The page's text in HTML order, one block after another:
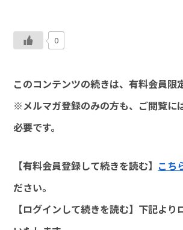
0
このコンテンツの続きは、有料会員限
※メルマガ登録のみの方も、ご閲覧に
必要です。
【有料会員登録して続きを読む】 こち
ださい。
【ログインして続きを読む】下記より